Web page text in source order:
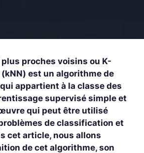
plus proches voisins ou K-
est un algorithme de
appartient à la classe des
supervisé simple et
qui peut être utilisé
de classification et
cet article, nous allons
de cet algorithme, son